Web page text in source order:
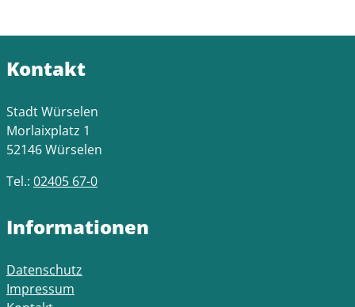
Kontakt
Stadt Würselen
Morlaixplatz 1
52146 Würselen
Tel.: 02405 67-0
Informationen
Datenschutz
Impressum